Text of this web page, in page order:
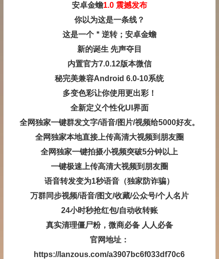
安卓金蟾1.0 震撼发布
你以为这是一条线？
这是一个＂逆转； 安卓金蟾
新的诞生 先声夺目
内置官方7.0.12版本微信
秘完美兼容Android 6.0-10系统
多变色彩让你使用更出彩！
全新定义个性化UI界面
全网独家一键群发文字/语音/图片/视频给5000好友。
全网独家本地直接上传高清大视频到朋友圈
全网独家一键拍摄小视频突破5分钟以上
一键极速上传高清大视频到朋友圈
语音转发变为1秒语音（独家防诈骗）
万群同步视频/语音/图文/收藏/公众号/个人名片
24小时秒抢红包/自动收转账
真实清理僵尸粉，微商必备 人人必备
官网地址：
https://lanzous.com/a3907bc6f033df70c6